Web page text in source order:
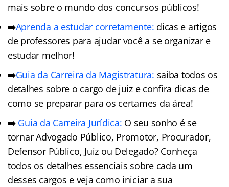
mais sobre o mundo dos concursos públicos!
➡️Aprenda a estudar corretamente: dicas e artigos
de professores para ajudar você a se organizar e
estudar melhor!
➡️Guia da Carreira da Magistratura: saiba todos os
detalhes sobre o cargo de juiz e confira dicas de
como se preparar para os certames da área!
➡️ Guia da Carreira Jurídica: O seu sonho é se
tornar Advogado Público, Promotor, Procurador,
Defensor Público, Juiz ou Delegado? Conheça
todos os detalhes essenciais sobre cada um
desses cargos e veja como iniciar a sua